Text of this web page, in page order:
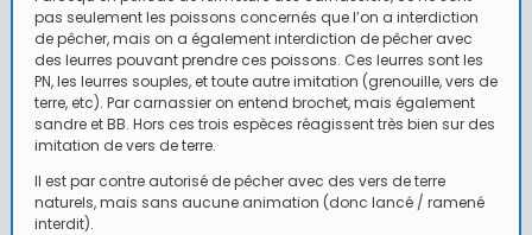
pas seulement les poissons concernés que l’on a interdiction
de pêcher, mais on a également interdiction de pêcher avec
des leurres pouvant prendre ces poissons. Ces leurres sont les
PN, les leurres souples, et toute autre imitation (grenouille, vers de
terre, etc). Par carnassier on entend brochet, mais également
sandre et BB. Hors ces trois espèces réagissent très bien sur des
imitation de vers de terre.
Il est par contre autorisé de pêcher avec des vers de terre
naturels, mais sans aucune animation (donc lancé / ramené
interdit).